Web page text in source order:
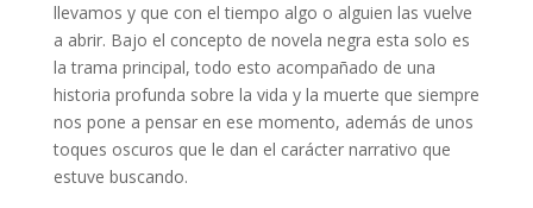
llevamos y que con el tiempo algo o alguien las vuelve
a abrir. Bajo el concepto de novela negra esta solo es
la trama principal, todo esto acompañado de una
historia profunda sobre la vida y la muerte que siempre
nos pone a pensar en ese momento, además de unos
toques oscuros que le dan el carácter narrativo que
estuve buscando.